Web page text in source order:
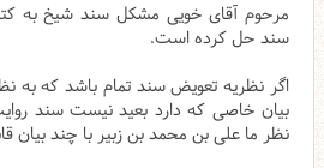
مرحوم آقای خویی مشکل سند شیخ به
سند حل کرده است.
اگر نظریه تعویض سند تمام باشد که به
بیان خاصی که دارد بعید نیست سند
نظر ما علی بن محمد بن زبیر با چند بیان